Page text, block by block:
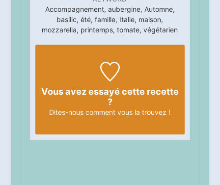
Accompagnement, aubergine, Automne,
basilic, été, famille, Italie, maison,
mozzarella, printemps, tomate, végétarien
Vous avez essayé cette recette
?
Dites-nous comment vous la trouvez !